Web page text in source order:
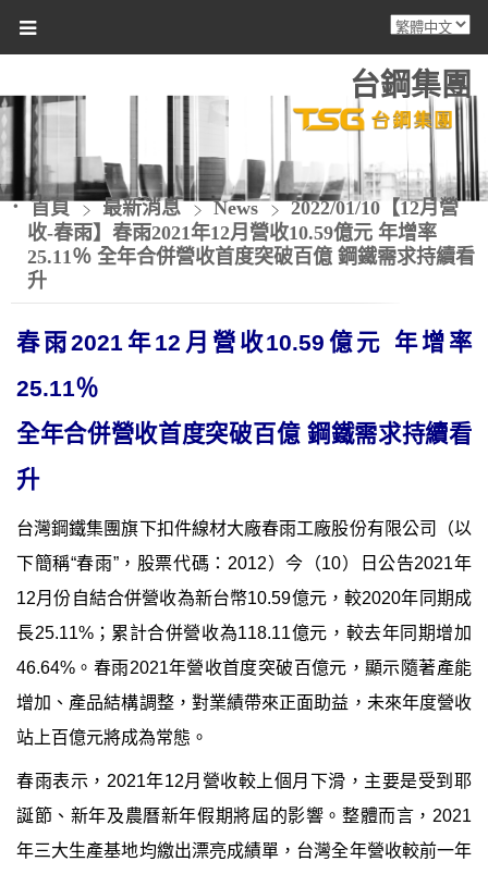
台鋼集團
首頁 最新消息 News
2022/01/10【12月營
收-春雨】春雨2021年12月營收10.59億元 年增率
25.11％ 全年合併營收首度突破百億 鋼鐵需求持續看
升
春雨2021年12 月營收10.59 億元 年增率
25.11％
全年合併營收首度突破百億 鋼鐵需求持續看
升
台灣鋼鐵集團旗下扣件線材大廠春雨工廠股份有限公司（以
下簡稱“春雨”，股票代碼： 2012）今（10）日公告2021年
12月份自結合併營收為新台幣10.59億元，較2020年同期成
長25.11%； 累計合併營收為118.11億元，較去年同期增加
46.64% 。春雨2021年營收首度突破百億元，顯示隨著產能
增加、產品結構調整，對業績帶來正面助益，未來年度營收
站上百億元將成為常態。
春雨表示， 2021年12月營收較上個月下滑，主要是受到耶
誕節、新年及農曆新年假期將屆的影響。整體而言， 2021
年三大生產基地均繳出漂亮成績單，台灣全年營收較前一年